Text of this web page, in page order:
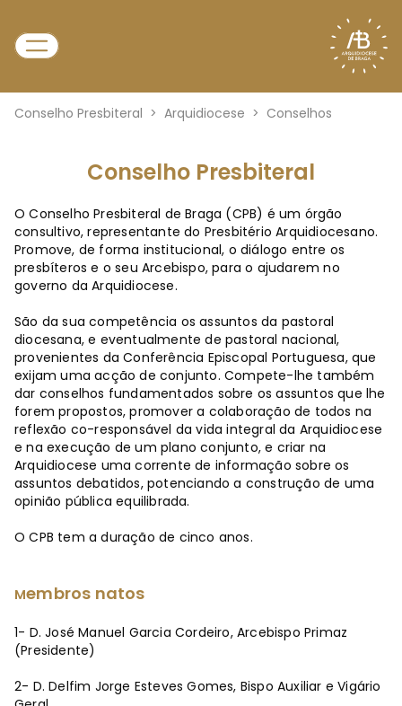
Conselho Presbiteral > Arquidiocese > Conselhos
Conselho Presbiteral
O Conselho Presbiteral de Braga (CPB) é um órgão
consultivo, representante do Presbitério Arquidiocesano.
Promove, de forma institucional, o diálogo entre os
presbíteros e o seu Arcebispo, para o ajudarem no
governo da Arquidiocese.
São da sua competência os assuntos da pastoral
diocesana, e eventualmente de pastoral nacional,
provenientes da Conferência Episcopal Portuguesa, que
exijam uma acção de conjunto. Compete-lhe também
dar conselhos fundamentados sobre os assuntos que lhe
forem propostos, promover a colaboração de todos na
reflexão co-responsável da vida integral da Arquidiocese
e na execução de um plano conjunto, e criar na
Arquidiocese uma corrente de informação sobre os
assuntos debatidos, potenciando a construção de uma
opinião pública equilibrada.
O CPB tem a duração de cinco anos.
Membros natos
1- D. José Manuel Garcia Cordeiro, Arcebispo Primaz
(Presidente)
2- D. Delfim Jorge Esteves Gomes, Bispo Auxiliar e Vigário